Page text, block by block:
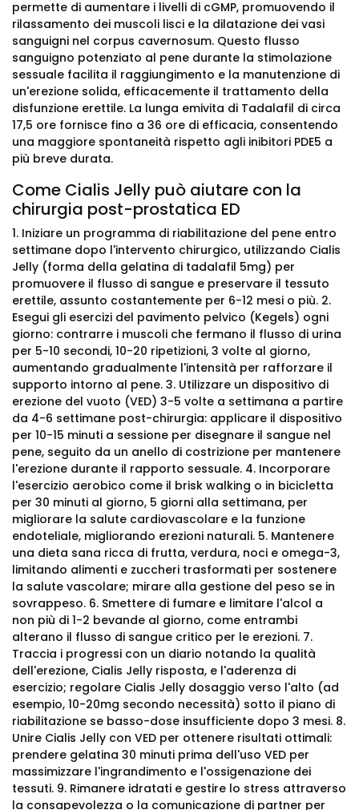
permette di aumentare i livelli di cGMP, promuovendo il
rilassamento dei muscoli lisci e la dilatazione dei vasi
sanguigni nel corpus cavernosum. Questo flusso
sanguigno potenziato al pene durante la stimolazione
sessuale facilita il raggiungimento e la manutenzione di
un'erezione solida, efficacemente il trattamento della
disfunzione erettile. La lunga emivita di Tadalafil di circa
17,5 ore fornisce fino a 36 ore di efficacia, consentendo
una maggiore spontaneità rispetto agli inibitori PDE5 a
più breve durata.
Come Cialis Jelly può aiutare con la
chirurgia post-prostatica ED
1. Iniziare un programma di riabilitazione del pene entro
settimane dopo l'intervento chirurgico, utilizzando Cialis
Jelly (forma della gelatina di tadalafil 5mg) per
promuovere il flusso di sangue e preservare il tessuto
erettile, assunto costantemente per 6-12 mesi o più. 2.
Esegui gli esercizi del pavimento pelvico (Kegels) ogni
giorno: contrarre i muscoli che fermano il flusso di urina
per 5-10 secondi, 10-20 ripetizioni, 3 volte al giorno,
aumentando gradualmente l'intensità per rafforzare il
supporto intorno al pene. 3. Utilizzare un dispositivo di
erezione del vuoto (VED) 3-5 volte a settimana a partire
da 4-6 settimane post-chirurgia: applicare il dispositivo
per 10-15 minuti a sessione per disegnare il sangue nel
pene, seguito da un anello di costrizione per mantenere
l'erezione durante il rapporto sessuale. 4. Incorporare
l'esercizio aerobico come il brisk walking o in bicicletta
per 30 minuti al giorno, 5 giorni alla settimana, per
migliorare la salute cardiovascolare e la funzione
endoteliale, migliorando erezioni naturali. 5. Mantenere
una dieta sana ricca di frutta, verdura, noci e omega-3,
limitando alimenti e zuccheri trasformati per sostenere
la salute vascolare; mirare alla gestione del peso se in
sovrappeso. 6. Smettere di fumare e limitare l'alcol a
non più di 1-2 bevande al giorno, come entrambi
alterano il flusso di sangue critico per le erezioni. 7.
Traccia i progressi con un diario notando la qualità
dell'erezione, Cialis Jelly risposta, e l'aderenza di
esercizio; regolare Cialis Jelly dosaggio verso l'alto (ad
esempio, 10-20mg secondo necessità) sotto il piano di
riabilitazione se basso-dose insufficiente dopo 3 mesi. 8.
Unire Cialis Jelly con VED per ottenere risultati ottimali:
prendere gelatina 30 minuti prima dell'uso VED per
massimizzare l'ingrandimento e l'ossigenazione dei
tessuti. 9. Rimanere idratati e gestire lo stress attraverso
la consapevolezza o la comunicazione di partner per